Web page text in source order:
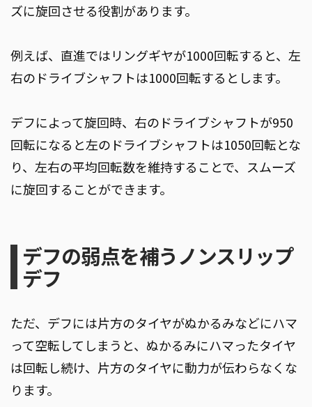
ズに旋回させる役割があります。
例えば、直進ではリングギヤが1000回転すると、左
右のドライブシャフトは1000回転するとします。
デフによって旋回時、右のドライブシャフトが950
回転になると左のドライブシャフトは1050回転とな
り、左右の平均回転数を維持することで、スムーズ
に旋回することができます。
デフの弱点を補うノンスリップ
デフ
ただ、デフには片方のタイヤがぬかるみなどにハマ
って空転してしまうと、ぬかるみにハマったタイヤ
は回転し続け、片方のタイヤに動力が伝わらなくな
ります。